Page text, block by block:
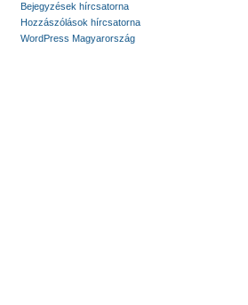
Bejegyzések hírcsatorna
Hozzászólások hírcsatorna
WordPress Magyarország